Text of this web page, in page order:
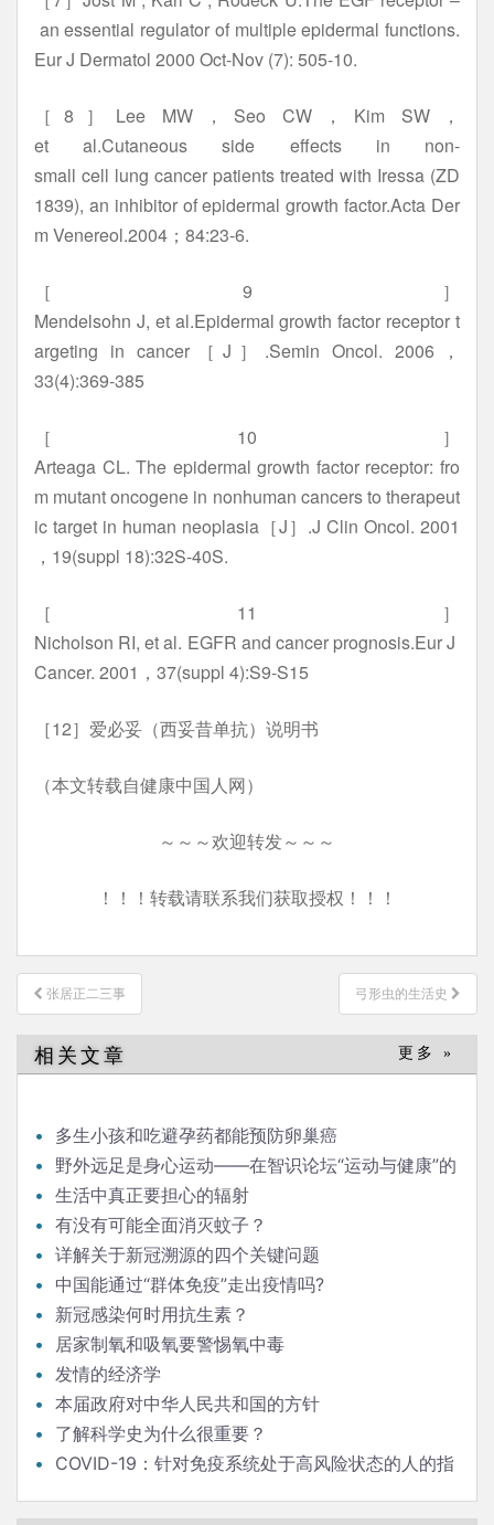
an essential regulator of multiple epidermal functions.
Eur J Dermatol 2000 Oct-Nov (7): 505-10.
［8］Lee MW，Seo CW，Kim SW，
et al.Cutaneous side effects in non-
small cell lung cancer patients treated with Iressa (ZD
1839), an inhibitor of epidermal growth factor.Acta Der
m Venereol.2004；84:23-6.
［9］
Mendelsohn J, et al.Epidermal growth factor receptor t
argeting in cancer［J］.Semin Oncol. 2006，
33(4):369-385
［10］
Arteaga CL. The epidermal growth factor receptor: fro
m mutant oncogene in nonhuman cancers to therapeut
ic target in human neoplasia［J］.J Clin Oncol. 2001
，19(suppl 18):32S-40S.
［11］
Nicholson RI, et al. EGFR and cancer prognosis.Eur J
Cancer. 2001，37(suppl 4):S9-S15
［12］爱必妥（西妥昔单抗）说明书
（本文转载自健康中国人网）
～～～欢迎转发～～～
！！！转载请联系我们获取授权！！！
文
章
导
航
张居正二三事 弓形虫的生活史
相关文章 更多 »
多生小孩和吃避孕药都能预防卵巢癌
野外远足是身心运动——在智识论坛“运动与健康”的
发言生活中真正要担心的辐射
有没有可能全面消灭蚊子？
详解关于新冠溯源的四个关键问题
中国能通过“群体免疫”走出疫情吗?
新冠感染何时用抗生素？
居家制氧和吸氧要警惕氧中毒
发情的经济学
本届政府对中华人民共和国的方针
了解科学史为什么很重要？
COVID-19：针对免疫系统处于高风险状态的人的指